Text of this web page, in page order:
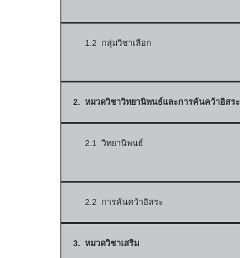
1.2 กลุ่มวิชาเลือก
2. หมวดวิชาวิทยานิพนธ์และการค้นคว้าอิสระ
2.1 วิทยานิพนธ์
2.2 การค้นคว้าอิสระ
3. หมวดวิชาเสริม